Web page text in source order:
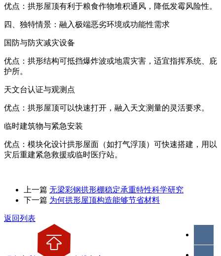
优点：拱形屋顶有利于粮食作物堆积通风，降低发霉风险性。
四、独特情景：融入极端恶劣环境或功能性需求
国防与防灾减灾设备
优点：拱形结构可抵挡爆炸波或地震灾害，适宜指挥系统、庇
护所。
天文台认证与观测点
优点：拱形屋顶可以快速打开，融入天文测量的灵活要求。
临时建筑物与紧急安装
优点：模块化设计拱形屋面（如打气浮顶）可快速搭建，用以
灾后重建紧急救援或临时医疗站。
上一篇 无梁彩钢拱形棚稳定承重特性科学研究
下一篇 为何拱形屋顶构造能够节省材料
返回列表